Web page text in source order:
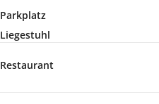
Parkplatz
Liegestuhl
Restaurant